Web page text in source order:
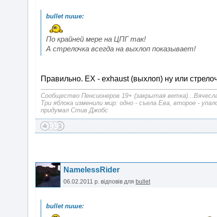
По крайней мере на ЦПГ так!
А стрелочка всегда на выхлоп показывает!
Правильно. EX - exhaust (выхлоп) ну или
Сообщество Пенсионеров 19+ (закрытая
Три яблока изменили мир: одно - съела Ева, второе -
придумал Стив Джобс
NamelessRider
06.02.2011 р. відповів для bullet